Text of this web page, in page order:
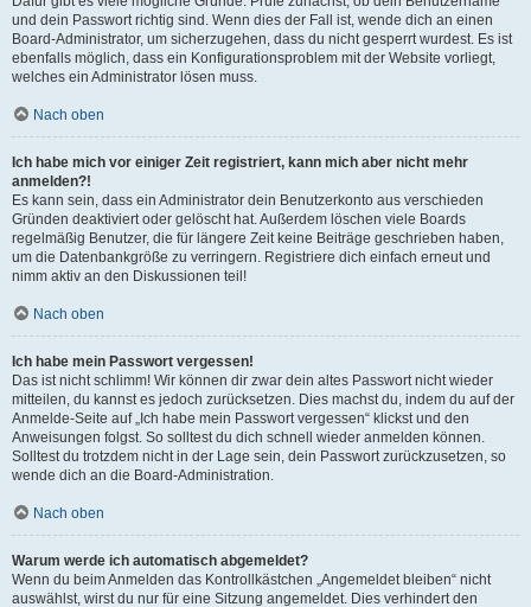
und dein Passwort richtig sind. Wenn dies der Fall ist, wende dich an einen
Board-Administrator, um sicherzugehen, dass du nicht gesperrt wurdest. Es ist
ebenfalls möglich, dass ein Konfigurationsproblem mit der Website vorliegt,
welches ein Administrator lösen muss.
Nach oben
Ich habe mich vor einiger Zeit registriert, kann mich aber nicht mehr
anmelden?!
Es kann sein, dass ein Administrator dein Benutzerkonto aus verschieden
Gründen deaktiviert oder gelöscht hat. Außerdem löschen viele Boards
regelmäßig Benutzer, die für längere Zeit keine Beiträge geschrieben haben,
um die Datenbankgröße zu verringern. Registriere dich einfach erneut und
nimm aktiv an den Diskussionen teil!
Nach oben
Ich habe mein Passwort vergessen!
Das ist nicht schlimm! Wir können dir zwar dein altes Passwort nicht wieder
mitteilen, du kannst es jedoch zurücksetzen. Dies machst du, indem du auf der
Anmelde-Seite auf „Ich habe mein Passwort vergessen“ klickst und den
Anweisungen folgst. So solltest du dich schnell wieder anmelden können.
Solltest du trotzdem nicht in der Lage sein, dein Passwort zurückzusetzen, so
wende dich an die Board-Administration.
Nach oben
Warum werde ich automatisch abgemeldet?
Wenn du beim Anmelden das Kontrollkästchen „Angemeldet bleiben“ nicht
auswählst, wirst du nur für eine Sitzung angemeldet. Dies verhindert den